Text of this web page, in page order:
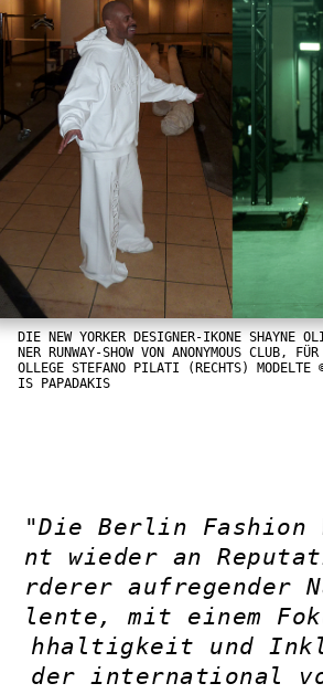
DIE NEW YORKER DESIGNER-IKONE SHAYNE
NER RUNWAY-SHOW VON ANONYMOUS CLUB,
OLLEGE STEFANO PILATI (RECHTS) MODELTE
IS PAPADAKIS
"Die Berlin Fashion
nt wieder an
rderer aufregender
lente, mit einem
hhaltigkeit und
der international